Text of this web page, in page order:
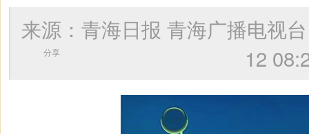
来源：青海日报 青海广播电
12
分享